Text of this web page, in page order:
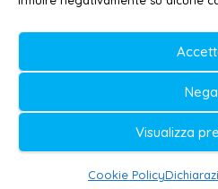
Nega
Visualizza
Cookie Policy
Stampa
Editore e
Daniele G.
Galatina24 è marchio
delle